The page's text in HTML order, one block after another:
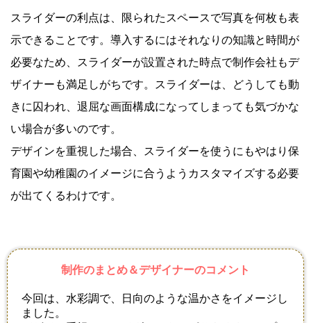
スライダーの利点は、限られたスペースで写真を何枚も表
示できることです。導入するにはそれなりの知識と時間が
必要なため、スライダーが設置された時点で制作会社もデ
ザイナーも満足しがちです。スライダーは、どうしても動
きに囚われ、退屈な画面構成になってしまっても気づかな
い場合が多いのです。
デザインを重視した場合、スライダーを使うにもやはり保
育園や幼稚園のイメージに合うようカスタマイズする必要
が出てくるわけです。
制作のまとめ＆デザイナーのコメント
今回は、水彩調で、日向のような温かさをイメージし
ました。